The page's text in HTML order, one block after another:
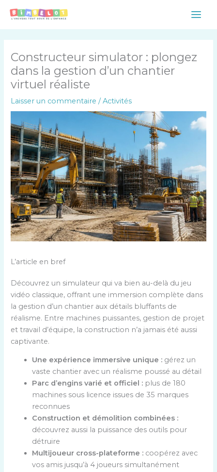
Main
Constructeur simulator : plongez
dans la gestion d’un chantier
virtuel réaliste
Laisser un commentaire /Activités
L’article en bref
Découvrez un simulateur qui va bien au-delà du jeu
vidéo classique, offrant une immersion complète dans
la gestion d’un chantier aux détails bluffants de
réalisme. Entre machines puissantes, gestion de projet
et travail d’équipe, la construction n’a jamais été aussi
captivante.
Une expérience immersive unique : gérez un
vaste chantier avec un réalisme poussé au détail
Parc d’engins varié et officiel : plus de 180
machines sous licence issues de 35 marques
reconnues
Construction et démolition combinées :
découvrez aussi la puissance des outils pour
détruire
Multijoueur cross-plateforme : coopérez avec
vos amis jusqu’à 4 joueurs simultanément